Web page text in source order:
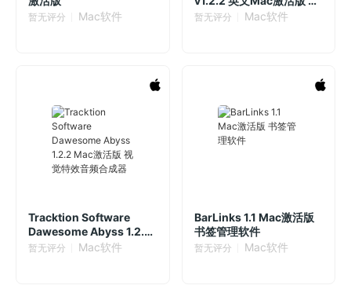
暂无评分 Mac软件
地文本转换工具
暂无评分 Mac软件
Tracktion Software
Dawesome Abyss 1.2.2
Mac激活版 视觉特效音频
暂无评分 Mac软件
BarLinks 1.1 Mac激活版
书签管理软件
暂无评分 Mac软件